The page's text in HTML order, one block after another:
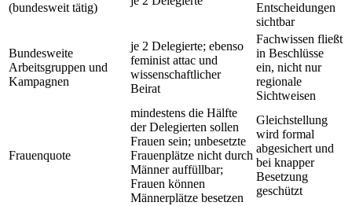
(bundesweit tätig)
Entscheidungen
sichtbar
Bundesweite
Arbeitsgruppen und
Kampagnen
je 2 Delegierte; ebenso
feminist attac und
wissenschaftlicher
Beirat
Fachwissen fließt
in Beschlüsse
ein, nicht nur
regionale
Sichtweisen
Frauenquote
mindestens die Hälfte
der Delegierten sollen
Frauen sein; unbesetzte
Frauenplätze nicht durch
Männer auffüllbar;
Frauen können
Männerplätze besetzen
Gleichstellung
wird formal
abgesichert und
bei knapper
Besetzung
geschützt